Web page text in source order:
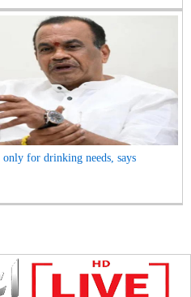
for drinking needs, says